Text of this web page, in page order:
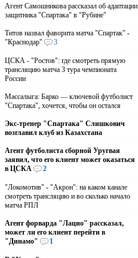
Агент Самошникова рассказал об адаптации
защитника "Спартака" в "Рубине"
Титов назвал фаворита матча "Спартак" -
"Краснодар"
3
ЦСКА - "Ростов": где смотреть прямую
трансляцию матча 3 тура чемпионата
России
Массалыга: Барко — ключевой футболист
"Спартака", хочется, чтобы он остался
Экс-тренер "Спартака" Слишкович
возглавил клуб из Казахстана
Агент футболиста сборной Уругвая
заявил, что его клиент может оказаться
в ЦСКА
2
"Локомотив" - "Акрон": на каком канале
смотреть трансляцию и во сколько начало
матча РПЛ
Агент форварда "Лацио" рассказал,
может ли его клиент перейти в
"Динамо"
1